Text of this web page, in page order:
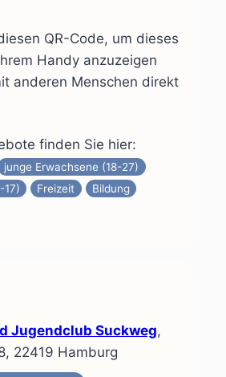
QR-Code, um dieses
Handy anzuzeigen
anderen Menschen direkt
finden Sie hier:
junge Erwachsene (18-27)
17)
Freizeit
Bildung
Jugendclub Suckweg,
22419 Hamburg